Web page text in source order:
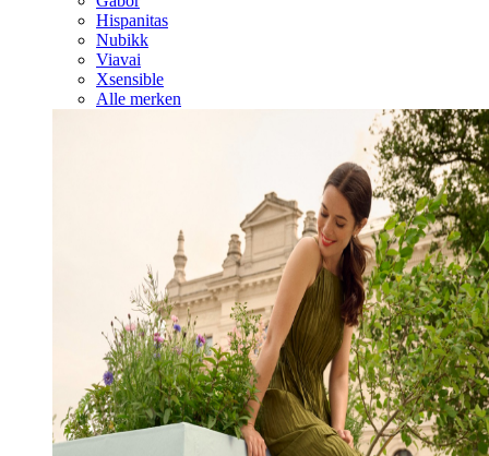
Hispanitas
Nubikk
Viavai
Xsensible
Alle merken